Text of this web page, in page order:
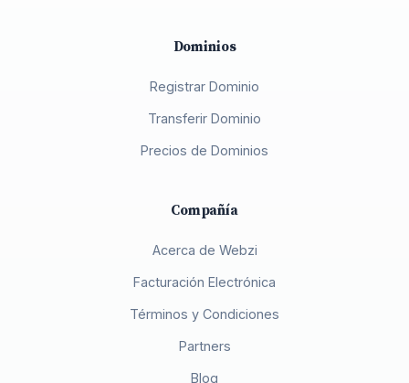
Dominios
Registrar Dominio
Transferir Dominio
Precios de Dominios
Compañía
Acerca de Webzi
Facturación Electrónica
Términos y Condiciones
Partners
Blog